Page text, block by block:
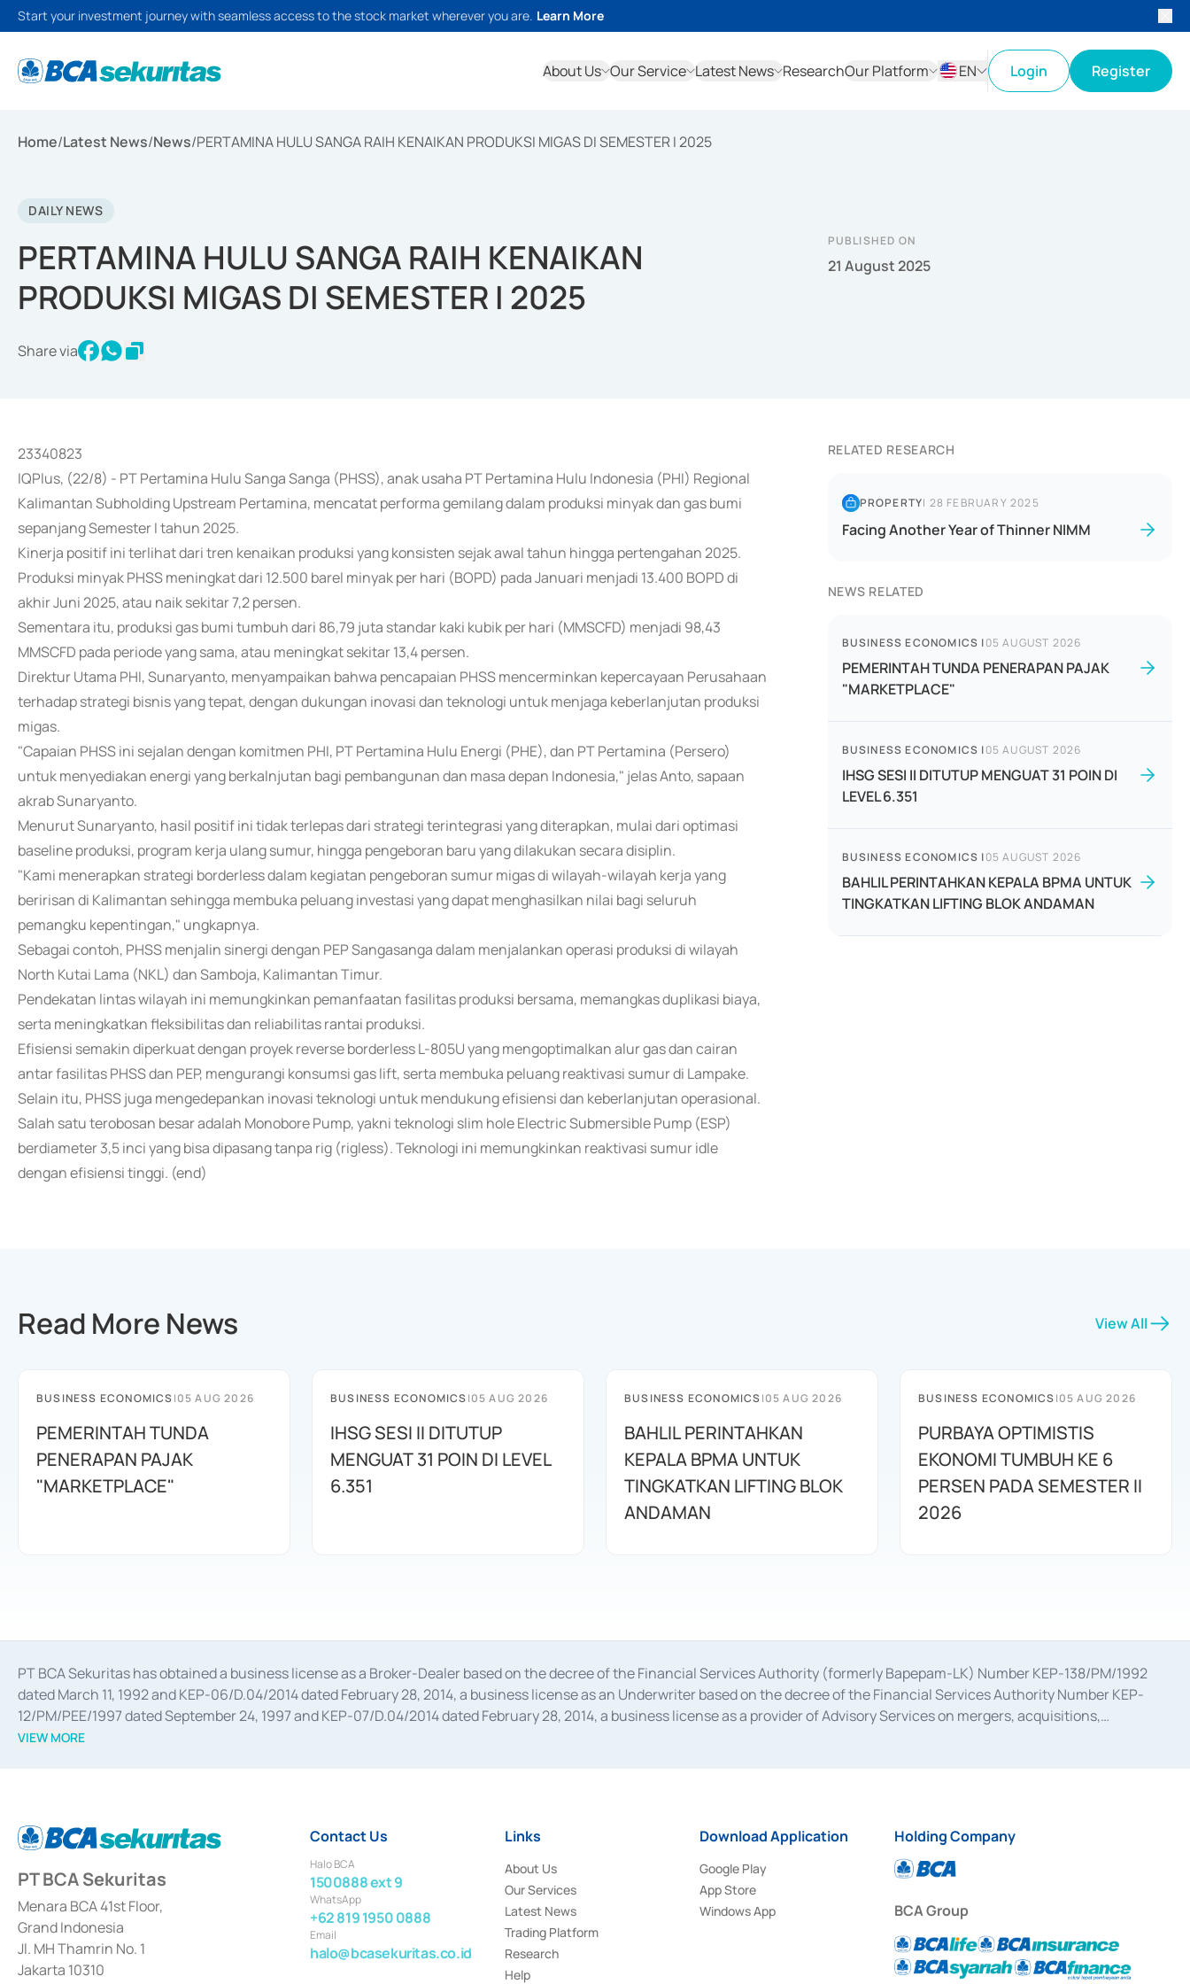
Start your investment journey with seamless access to the stock market wherever you are. Learn More
About Us Our Service Latest News ResearchOur Platform
EN
Login Register
Home/Latest News/News/PERTAMINA HULU SANGA RAIH KENAIKAN PRODUKSI MIGAS DI SEMESTER I 2025
DAILY NEWS
PERTAMINA HULU SANGA RAIH KENAIKAN
PRODUKSI MIGAS DI SEMESTER I 2025
Share via
PUBLISHED ON
21 August 2025
23340823
IQPlus, (22/8) - PT Pertamina Hulu Sanga Sanga (PHSS), anak usaha PT Pertamina Hulu Indonesia (PHI) Regional
Kalimantan Subholding Upstream Pertamina, mencatat performa gemilang dalam produksi minyak dan gas bumi
sepanjang Semester I tahun 2025.
Kinerja positif ini terlihat dari tren kenaikan produksi yang konsisten sejak awal tahun hingga pertengahan 2025.
Produksi minyak PHSS meningkat dari 12.500 barel minyak per hari (BOPD) pada Januari menjadi 13.400 BOPD di
akhir Juni 2025, atau naik sekitar 7,2 persen.
Sementara itu, produksi gas bumi tumbuh dari 86,79 juta standar kaki kubik per hari (MMSCFD) menjadi 98,43
MMSCFD pada periode yang sama, atau meningkat sekitar 13,4 persen.
Direktur Utama PHI, Sunaryanto, menyampaikan bahwa pencapaian PHSS mencerminkan kepercayaan Perusahaan
terhadap strategi bisnis yang tepat, dengan dukungan inovasi dan teknologi untuk menjaga keberlanjutan produksi
migas.
"Capaian PHSS ini sejalan dengan komitmen PHI, PT Pertamina Hulu Energi (PHE), dan PT Pertamina (Persero)
untuk menyediakan energi yang berkalnjutan bagi pembangunan dan masa depan Indonesia," jelas Anto, sapaan
akrab Sunaryanto.
Menurut Sunaryanto, hasil positif ini tidak terlepas dari strategi terintegrasi yang diterapkan, mulai dari optimasi
baseline produksi, program kerja ulang sumur, hingga pengeboran baru yang dilakukan secara disiplin.
"Kami menerapkan strategi borderless dalam kegiatan pengeboran sumur migas di wilayah-wilayah kerja yang
beririsan di Kalimantan sehingga membuka peluang investasi yang dapat menghasilkan nilai bagi seluruh
pemangku kepentingan," ungkapnya.
Sebagai contoh, PHSS menjalin sinergi dengan PEP Sangasanga dalam menjalankan operasi produksi di wilayah
North Kutai Lama (NKL) dan Samboja, Kalimantan Timur.
Pendekatan lintas wilayah ini memungkinkan pemanfaatan fasilitas produksi bersama, memangkas duplikasi biaya,
serta meningkatkan fleksibilitas dan reliabilitas rantai produksi.
Efisiensi semakin diperkuat dengan proyek reverse borderless L-805U yang mengoptimalkan alur gas dan cairan
antar fasilitas PHSS dan PEP, mengurangi konsumsi gas lift, serta membuka peluang reaktivasi sumur di Lampake.
Selain itu, PHSS juga mengedepankan inovasi teknologi untuk mendukung efisiensi dan keberlanjutan operasional.
Salah satu terobosan besar adalah Monobore Pump, yakni teknologi slim hole Electric Submersible Pump (ESP)
berdiameter 3,5 inci yang bisa dipasang tanpa rig (rigless). Teknologi ini memungkinkan reaktivasi sumur idle
dengan efisiensi tinggi. (end)
RELATED RESEARCH
PROPERTY| 28 FEBRUARY 2025
Facing Another Year of Thinner NIMM
NEWS RELATED
BUSINESS ECONOMICS |05 AUGUST 2026
PEMERINTAH TUNDA PENERAPAN PAJAK
"MARKETPLACE"
BUSINESS ECONOMICS |05 AUGUST 2026
IHSG SESI II DITUTUP MENGUAT 31 POIN DI
LEVEL 6.351
BUSINESS ECONOMICS |05 AUGUST 2026
BAHLIL PERINTAHKAN KEPALA BPMA UNTUK
TINGKATKAN LIFTING BLOK ANDAMAN
Read More News View All
BUSINESS ECONOMICS|05 AUG 2026
PEMERINTAH TUNDA
PENERAPAN PAJAK
"MARKETPLACE"
BUSINESS ECONOMICS|05 AUG 2026
IHSG SESI II DITUTUP
MENGUAT 31 POIN DI LEVEL
6.351
BUSINESS ECONOMICS|05 AUG 2026
BAHLIL PERINTAHKAN
KEPALA BPMA UNTUK
TINGKATKAN LIFTING BLOK
ANDAMAN
BUSINESS ECONOMICS|05 AUG 2026
PURBAYA OPTIMISTIS
EKONOMI TUMBUH KE 6
PERSEN PADA SEMESTER II
2026
PT BCA Sekuritas has obtained a business license as a Broker-Dealer based on the decree of the Financial Services Authority (formerly Bapepam-LK) Number KEP-138/PM/1992
dated March 11, 1992 and KEP-06/D.04/2014 dated February 28, 2014, a business license as an Underwriter based on the decree of the Financial Services Authority Number KEP-
12/PM/PEE/1997 dated September 24, 1997 and KEP-07/D.04/2014 dated February 28, 2014, a business license as a provider of Advisory Services on mergers, acquisitions,
divestments, and joint ventures based on the decree of the Financial Services Authority Number S-67/PM.21/2014 dated February 28, 2014, a business license as a provider of
Settlement of Commercial Paper Transactions whose license was issued in 2018.
VIEW MORE
PT BCA Sekuritas
Menara BCA 41st Floor,
Grand Indonesia
Jl. MH Thamrin No. 1
Jakarta 10310
Contact Us
Halo BCA
1500888 ext 9
WhatsApp
+62 819 1950 0888
Email
halo@bcasekuritas.co.id
Links
About Us
Our Services
Latest News
Trading Platform
Research
Help
Download Application
Google Play
App Store
Windows App
Holding Company
BCA Group